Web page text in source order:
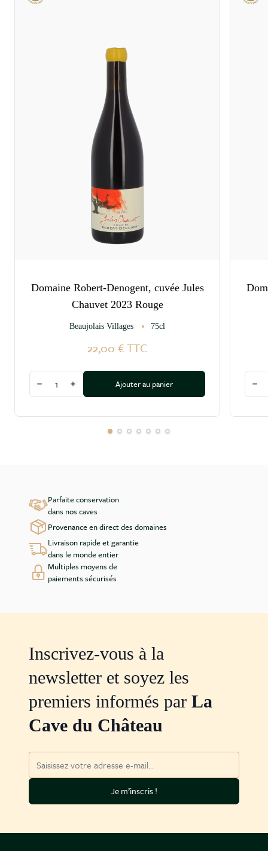
Domaine Robert-Denogent, cuvée Jules
Chauvet 2023 Rouge
Beaujolais Villages 75cl
22,00 €TTC
Diminuer la quantité
Augmenter la quantité
Ajouter au panier
Parfaite conservation
dans nos caves
Provenance en direct des domaines
Livraison rapide et garantie
dans le monde entier
Multiples moyens de
paiements sécurisés
Inscrivez-vous à la
newsletter et soyez les
premiers informés par La
Cave du Château
Je m’inscris !